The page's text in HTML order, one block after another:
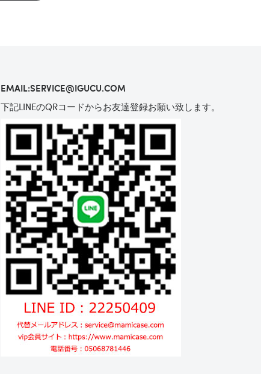
EMAIL:SERVICE@IGUCU.COM
下記LINEのQRコードからお友達登録お願い致します。